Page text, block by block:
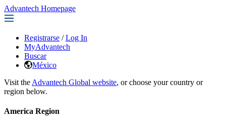
Advantech Homepage
Registrarse / Log In
MyAdvantech
Buscar
México
Visit the Advantech Global website, or choose your country or
region below.
America Region